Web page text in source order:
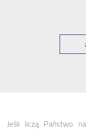
Jeśli liczą Państwo